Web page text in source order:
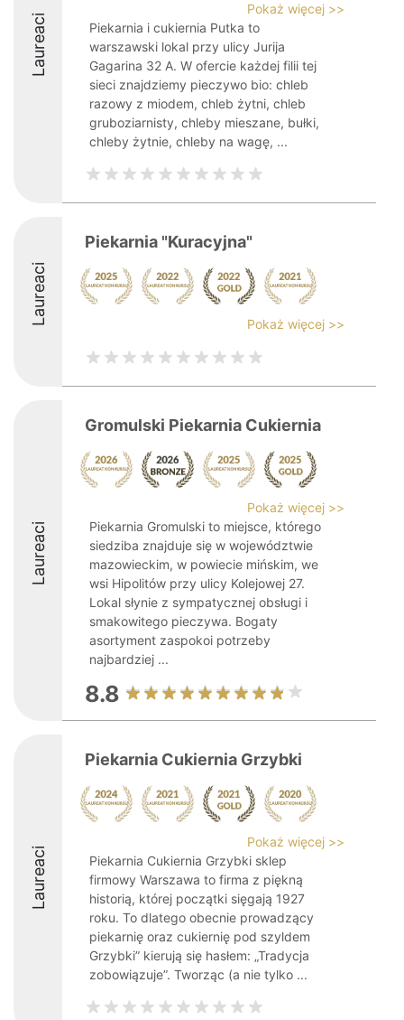
Laureaci
Pokaż więcej >>
Piekarnia i cukiernia Putka to
warszawski lokal przy ulicy Jurija
Gagarina 32 A. W ofercie każdej filii tej
sieci znajdziemy pieczywo bio: chleb
razowy z miodem, chleb żytni, chleb
gruboziarnisty, chleby mieszane, bułki,
chleby żytnie, chleby na wagę, ...
Laureaci
Piekarnia "Kuracyjna"
Pokaż więcej >>
Laureaci
Gromulski Piekarnia Cukiernia
Pokaż więcej >>
Piekarnia Gromulski to miejsce, którego
siedziba znajduje się w województwie
mazowieckim, w powiecie mińskim, we
wsi Hipolitów przy ulicy Kolejowej 27.
Lokal słynie z sympatycznej obsługi i
smakowitego pieczywa. Bogaty
asortyment zaspokoi potrzeby
najbardziej ...
8.8
Laureaci
Piekarnia Cukiernia Grzybki
Pokaż więcej >>
Piekarnia Cukiernia Grzybki sklep
firmowy Warszawa to firma z piękną
historią, której początki sięgają 1927
roku. To dlatego obecnie prowadzący
piekarnię oraz cukiernię pod szyldem
Grzybki” kierują się hasłem: „Tradycja
zobowiązuje”. Tworząc (a nie tylko ...